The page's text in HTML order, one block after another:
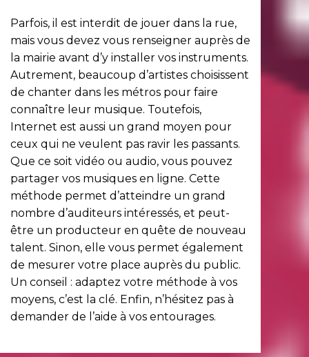
Parfois, il est interdit de jouer dans la rue,
mais vous devez vous renseigner auprès de
la mairie avant d’y installer vos instruments.
Autrement, beaucoup d’artistes choisissent
de chanter dans les métros pour faire
connaître leur musique. Toutefois,
Internet est aussi un grand moyen pour
ceux qui ne veulent pas ravir les passants.
Que ce soit vidéo ou audio, vous pouvez
partager vos musiques en ligne. Cette
méthode permet d’atteindre un grand
nombre d’auditeurs intéressés, et peut-
être un producteur en quête de nouveau
talent. Sinon, elle vous permet également
de mesurer votre place auprès du public.
Un conseil : adaptez votre méthode à vos
moyens, c’est la clé. Enfin, n’hésitez pas à
demander de l’aide à vos entourages.